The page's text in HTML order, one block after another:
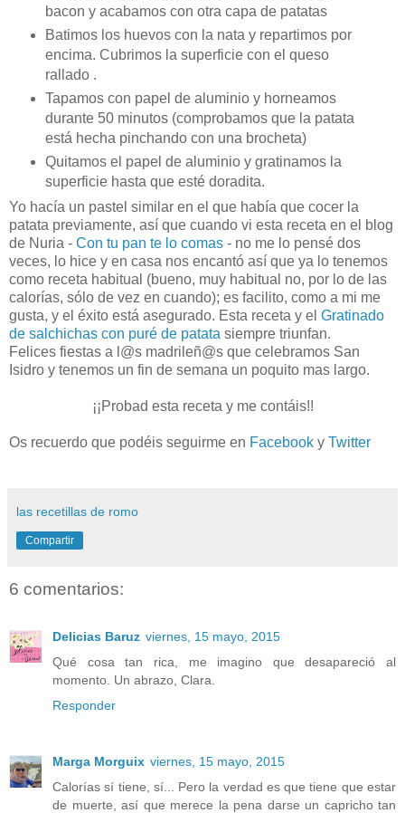
bacon y acabamos con otra capa de patatas
Batimos los huevos con la nata y repartimos por
encima. Cubrimos la superficie con el queso
rallado .
Tapamos con papel de aluminio y horneamos
durante 50 minutos (comprobamos que la patata
está hecha pinchando con una brocheta)
Quitamos el papel de aluminio y gratinamos la
superficie hasta que esté doradita.
Yo hacía un pastel similar en el que había que cocer la
patata previamente, así que cuando vi esta receta en el blog
de Nuria - Con tu pan te lo comas - no me lo pensé dos
veces, lo hice y en casa nos encantó así que ya lo tenemos
como receta habitual (bueno, muy habitual no, por lo de las
calorías, sólo de vez en cuando); es facilito, como a mi me
gusta, y el éxito está asegurado. Esta receta y el Gratinado
de salchichas con puré de patata siempre triunfan.
Felices fiestas a l@s madrileñ@s que celebramos San
Isidro y tenemos un fin de semana un poquito mas largo.
¡¡Probad esta receta y me contáis!!
Os recuerdo que podéis seguirme en Facebook y Twitter
las recetillas de romo
Compartir
6 comentarios:
Delicias Baruz viernes, 15 mayo, 2015
Qué cosa tan rica, me imagino que desapareció al
momento. Un abrazo, Clara.
Responder
Marga Morguix viernes, 15 mayo, 2015
Calorías sí tiene, sí... Pero la verdad es que tiene que estar
de muerte, así que merece la pena darse un capricho tan